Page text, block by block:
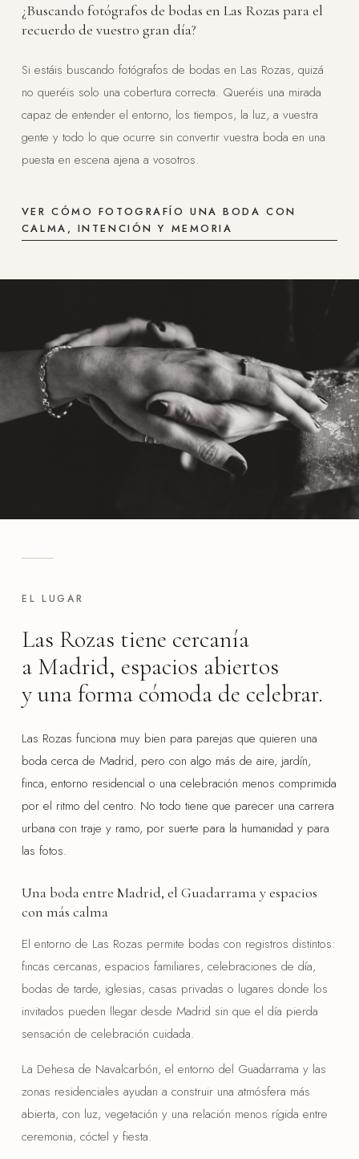
¿Buscando fotógrafos de bodas en Las Rozas para el
recuerdo de vuestro gran día?
Si estáis buscando fotógrafos de bodas en Las Rozas, quizá
no queréis solo una cobertura correcta. Queréis una mirada
capaz de entender el entorno, los tiempos, la luz, a vuestra
gente y todo lo que ocurre sin convertir vuestra boda en una
puesta en escena ajena a vosotros.
VER CÓMO FOTOGRAFÍO UNA BODA CON
CALMA, INTENCIÓN Y MEMORIA
EL LUGAR
Las Rozas tiene cercanía
a Madrid, espacios abiertos
y una forma cómoda de celebrar.
Las Rozas funciona muy bien para parejas que quieren una
boda cerca de Madrid, pero con algo más de aire, jardín,
finca, entorno residencial o una celebración menos comprimida
por el ritmo del centro. No todo tiene que parecer una carrera
urbana con traje y ramo, por suerte para la humanidad y para
las fotos.
Una boda entre Madrid, el Guadarrama y espacios
con más calma
El entorno de Las Rozas permite bodas con registros distintos:
fincas cercanas, espacios familiares, celebraciones de día,
bodas de tarde, iglesias, casas privadas o lugares donde los
invitados pueden llegar desde Madrid sin que el día pierda
sensación de celebración cuidada.
La Dehesa de Navalcarbón, el entorno del Guadarrama y las
zonas residenciales ayudan a construir una atmósfera más
abierta, con luz, vegetación y una relación menos rígida entre
ceremonia, cóctel y fiesta.